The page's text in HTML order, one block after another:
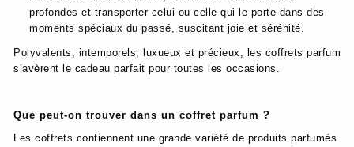
profondes et transporter celui ou celle qui le porte dans des
moments spéciaux du passé, suscitant joie et sérénité.
Polyvalents, intemporels, luxueux et précieux, les coffrets parfum
s’avèrent le cadeau parfait pour toutes les occasions.
Que peut-on trouver dans un coffret parfum ?
Les coffrets contiennent une grande variété de produits parfumés